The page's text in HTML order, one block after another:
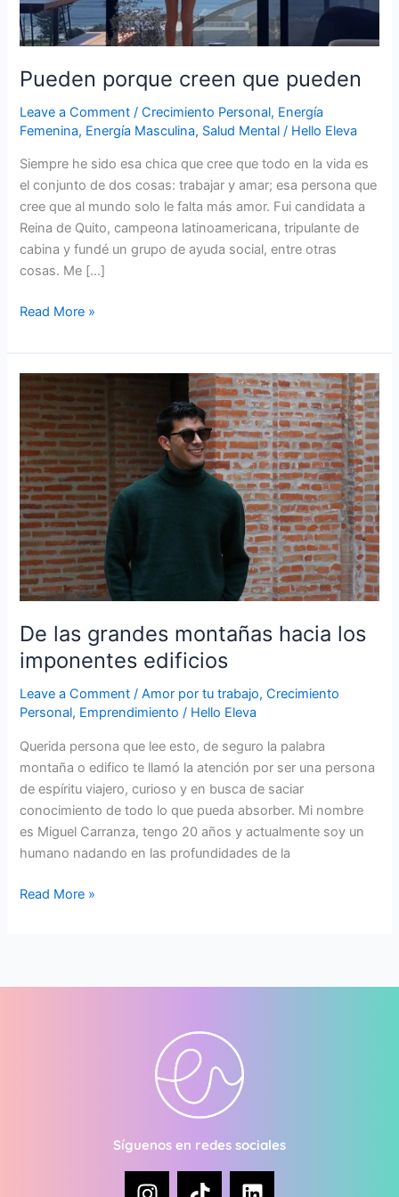
Pueden porque creen que pueden
Leave a Comment /Crecimiento Personal, Energía
Femenina, Energía Masculina, Salud Mental / Hello Eleva
Siempre he sido esa chica que cree que todo en la vida es
el conjunto de dos cosas: trabajar y amar; esa persona que
cree que al mundo solo le falta más amor. Fui candidata a
Reina de Quito, campeona latinoamericana, tripulante de
cabina y fundé un grupo de ayuda social, entre otras
cosas. Me […]
Read More »
De las grandes montañas hacia los
imponentes edificios
Leave a Comment /Amor por tu trabajo,Crecimiento
Personal, Emprendimiento / Hello Eleva
Querida persona que lee esto, de seguro la palabra
montaña o edifico te llamó la atención por ser una persona
de espíritu viajero, curioso y en busca de saciar
conocimiento de todo lo que pueda absorber. Mi nombre
es Miguel Carranza, tengo 20 años y actualmente soy un
humano nadando en las profundidades de la
las
grandes
montañas
hacia
los
imponentes
edificios
Read More »
Síguenos en redes sociales
I
T
L